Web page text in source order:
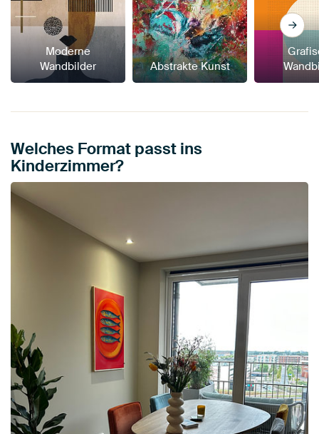
Moderne
Wandbilder
Abstrakte Kunst
Welches Format passt ins
Kinderzimmer?